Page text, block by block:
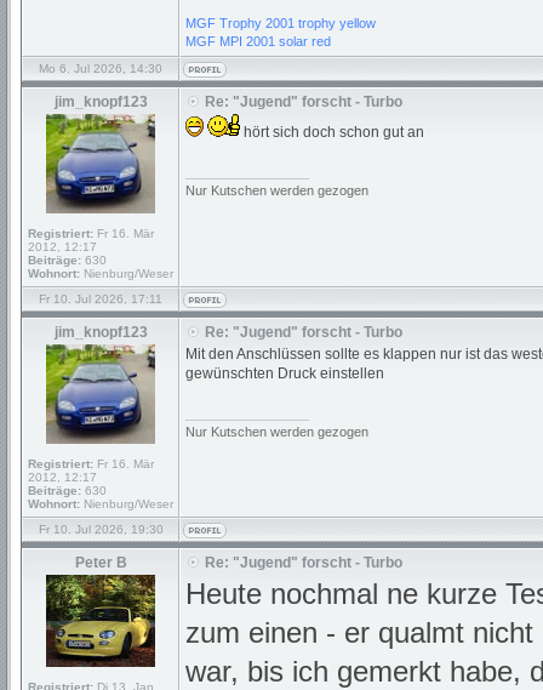
MGF Trophy 2001 trophy yellow
MGF MPI 2001 solar red
Mo 6. Jul 2026, 14:30
jim_knopf123
Registriert: Fr 16. Mär
2012, 12:17
Beiträge: 630
Wohnort: Nienburg/Weser
Re: "Jugend" forscht - Turbo
hört sich doch schon gut an
Nur Kutschen werden gezogen
Fr 10. Jul 2026, 17:11
jim_knopf123
Registriert: Fr 16. Mär
2012, 12:17
Beiträge: 630
Wohnort: Nienburg/Weser
Re: "Jugend" forscht - Turbo
Mit den Anschlüssen sollte es klappen nur ist das
gewünschten Druck einstellen
Nur Kutschen werden gezogen
Fr 10. Jul 2026, 19:30
Peter B
Registriert: Di 13. Jan
Re: "Jugend" forscht - Turbo
Heute nochmal ne kurze
zum einen - er qualmt
war, bis ich gemerkt habe,